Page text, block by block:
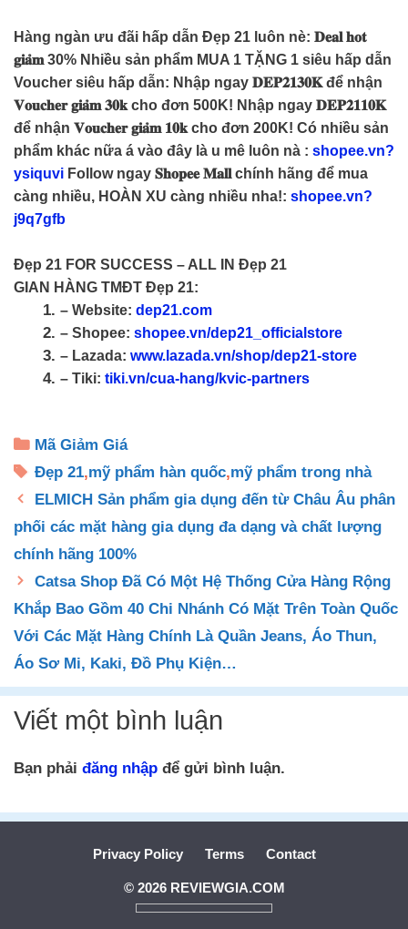
Hàng ngàn ưu đãi hấp dẫn Đẹp 21 luôn nè: 𝐃𝐞𝐚𝐥 𝐡𝐨𝐭
𝐠𝐢𝐚̉𝐦 30% Nhiều sản phẩm MUA 1 TẶNG 1 siêu hấp dẫn
Voucher siêu hấp dẫn: Nhập ngay 𝐃𝐄𝐏𝟐𝟏𝟑𝟎𝐊 để nhận
𝐕𝐨𝐮𝐜𝐡𝐞𝐫 𝐠𝐢𝐚̉𝐦 𝟑𝟎𝐤 cho đơn 500K! Nhập ngay 𝐃𝐄𝐏𝟐𝟏𝟏𝟎𝐊
để nhận 𝐕𝐨𝐮𝐜𝐡𝐞𝐫 𝐠𝐢𝐚̉𝐦 𝟏𝟎𝐤 cho đơn 200K! Có nhiều sản
phẩm khác nữa á vào đây là u mê luôn nà : shopee.vn?
ysiquvi Follow ngay 𝐒𝐡𝐨𝐩𝐞𝐞 𝐌𝐚𝐥𝐥 chính hãng để mua
càng nhiều, HOÀN XU càng nhiều nha!: shopee.vn?
j9q7gfb
Đẹp 21 FOR SUCCESS – ALL IN Đẹp 21
GIAN HÀNG TMĐT Đẹp 21:
– Website: dep21.com
– Shopee: shopee.vn/dep21_officialstore
– Lazada: www.lazada.vn/shop/dep21-store
– Tiki: tiki.vn/cua-hang/kvic-partners
Danh
mục
Mã Giảm Giá
Thẻ
Đẹp 21,mỹ phẩm hàn quốc,mỹ phẩm trong nhà
ELMICH Sản phẩm gia dụng đến từ Châu Âu phân
phối các mặt hàng gia dụng đa dạng và chất lượng
chính hãng 100%
Catsa Shop Đã Có Một Hệ Thống Cửa Hàng Rộng
Khắp Bao Gồm 40 Chi Nhánh Có Mặt Trên Toàn Quốc
Với Các Mặt Hàng Chính Là Quần Jeans, Áo Thun,
Áo Sơ Mi, Kaki, Đồ Phụ Kiện…
Viết một bình luận
Bạn phải đăng nhập để gửi bình luận.
Privacy Policy Terms Contact
© 2026 REVIEWGIA.COM